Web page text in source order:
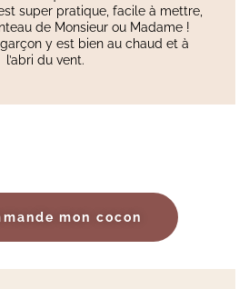
super pratique, facile à mettre,
de Monsieur ou Madame !
y est bien au chaud et à
l’abri du vent.
mon cocon